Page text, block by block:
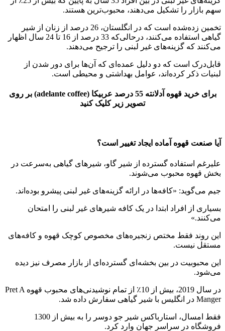
سهم بازار را تشکیل می‌دهند، محبوب‌ترین هستند.
تخمین زده‌شده است که در انگلستان، 26 درصد از زنان از شیر
گیاهی استفاده می‌کنند، درحالی‌که 33 درصد از 16 تا 24 سال اظهار
می‌کنند که گزینه‌های غیر لبنی را ترجیح می‌دهند.
قابل‌درک است که دو دلیل عمده‌ای که آن‌ها برای دور شدن از
لبنیات ذکر کرده‌اند، عوامل بهداشتی و محیطی است.
برای خرید قهوه آدلانته 55 درصد عربیکا (adelante coffee) بر روی
تصویر زیر کلیک کنید
آیا صنعت قهوه آماده ایجاد تغییر است؟
علیرغم استفاده گسترده از شیر گاو، شیرهای گیاهی به‌سرعت در
بخش قهوه محبوب می‌شوند.
جیم می‌گوید: «کافه‌ها در ارائه گزینه‌های غیر لبنی پیشرو بوده‌اند.
بسیاری از افراد ابتدا در یک کافه شیرهای غیر لبنی را امتحان
می‌کنند.»
این روند فقط مختص زنجیره‌های مخصوص کوچک قهوه و کافه‌های
مستقل نیست.
این محبوبیت در بین بخشه‌ای گسترده‌ای از بازار مصرف نیز دیده
می‌شود.
در سال 2019، بیش از 10٪ از تمام نوشیدنی‌های محبوب قهوه Pret A
Manger در انگلیس با شیر گیاهی سفارش داده شد.
فقط امسال، استارباکس شیر جو دوسر را به بیش از 1300
فروشگاه در سراسر جهان وارد کرد.